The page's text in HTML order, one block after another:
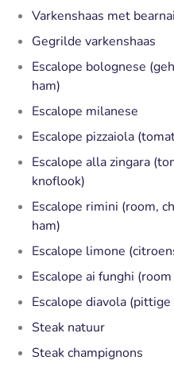
Varkenshaas met
Gegrilde varkenshaas
Escalope bolognese
ham)
Escalope milanese
Escalope pizzaiola
Escalope alla zingara
knoflook)
Escalope rimini (room,
ham)
Escalope limone
Escalope ai funghi
Escalope diavola
Steak natuur
Steak champignons